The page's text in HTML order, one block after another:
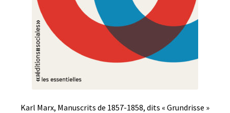
Karl Marx, Manuscrits de 1857-1858, dits « Grundrisse »